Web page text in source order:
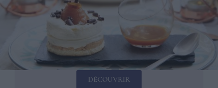
DÉCOUVRIR